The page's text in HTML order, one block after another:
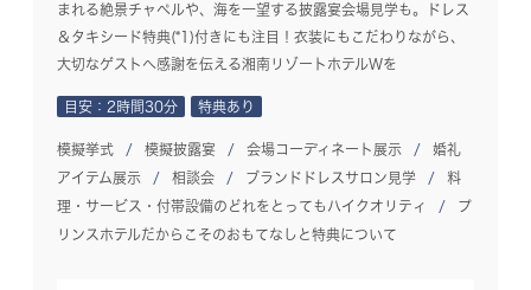
まれる絶景チャペルや、海を一望する披露宴会場見学も。ドレス
＆タキシード特典(*1)付きにも注目！衣装にもこだわりながら、
大切なゲストへ感謝を伝える湘南リゾートホテルWを
目安：2時間30分 特典あり
模擬挙式 模擬披露宴 会場コーディネート展示
婚礼
アイテム展示
相談会 ブランドドレスサロン見学
料
理・サービス・付帯設備のどれをとってもハイクオリティ
プ
リンスホテルだからこそのおもてなしと特典について